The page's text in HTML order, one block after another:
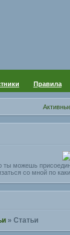
Правила
ты можешь
со мной по
»Статьи